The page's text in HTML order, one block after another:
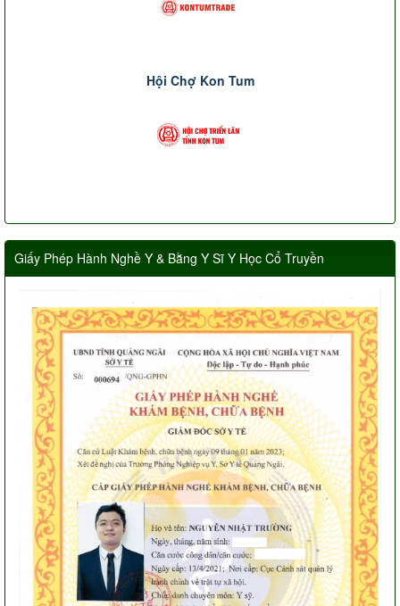
Hội Chợ Kon Tum
Giấy Phép Hành Nghề Y & Bằng Y Sĩ Y Học Cổ Truyền